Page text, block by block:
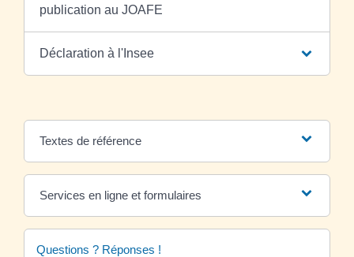
publication au JOAFE
Déclaration à l'Insee
Textes de référence
Services en ligne et formulaires
Questions ? Réponses !